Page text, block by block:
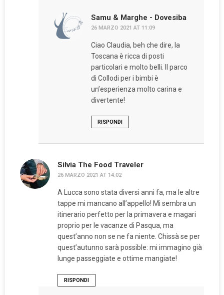
Samu & Marghe - Dovesiba
26 MARZO 2021 AT 11:09
Ciao Claudia, beh che dire, la
Toscana è ricca di posti
particolari e molto belli. Il parco
di Collodi per i bimbi è
un’esperienza molto carina e
divertente!
RISPONDI
Silvia The Food Traveler
26 MARZO 2021 AT 14:02
A Lucca sono stata diversi anni fa, ma le altre
tappe mi mancano all’appello! Mi sembra un
itinerario perfetto per la primavera e magari
proprio per le vacanze di Pasqua, ma
quest’anno non se ne fa niente. Chissà se per
quest’autunno sarà possible: mi immagino già
lunge passeggiate e ottime mangiate!
RISPONDI